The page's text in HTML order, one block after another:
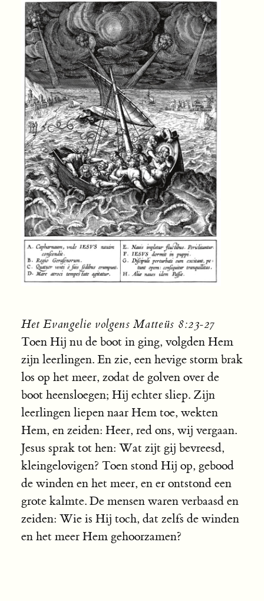
Het Evangelie volgens Matteüs 8:23-27
Toen Hij nu de boot in ging, volgden Hem
zijn leerlingen. En zie, een hevige storm brak
los op het meer, zodat de golven over de
boot heensloegen; Hij echter sliep. Zijn
leerlingen liepen naar Hem toe, wekten
Hem, en zeiden: Heer, red ons, wij vergaan.
Jesus sprak tot hen: Wat zijt gij bevreesd,
kleingelovigen? Toen stond Hij op, gebood
de winden en het meer, en er ontstond een
grote kalmte. De mensen waren verbaasd en
zeiden: Wie is Hij toch, dat zelfs de winden
en het meer Hem gehoorzamen?